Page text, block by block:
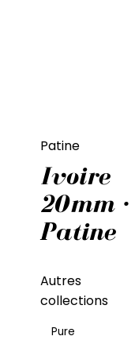
Patine
Ivoire
20mm ·
Patine
Autres
collections
Pure